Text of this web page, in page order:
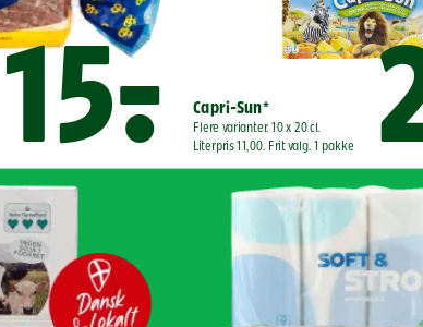
15,- Capri-Sun*
Flere varianter. 10 x 20 cl.
Literpris 11,00. Frit valg. 1 pakke